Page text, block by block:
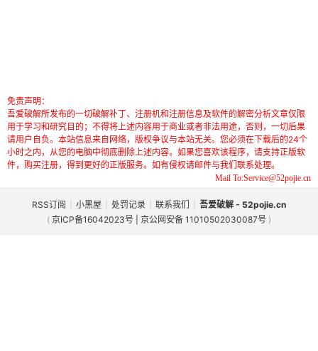
免责声明：
吾爱破解所发布的一切破解补丁、注册机和注册信息及软件的解密分析文章仅限
用于学习和研究目的；不得将上述内容用于商业或者非法用途，否则，一切后果
请用户自负。本站信息来自网络，版权争议与本站无关。您必须在下载后的24个
小时之内，从您的电脑中彻底删除上述内容。如果您喜欢该程序，请支持正版软
件，购买注册，得到更好的正版服务。如有侵权请邮件与我们联系处理。
Mail To:Service@52pojie.cn
RSS订阅 小黑屋 处罚记录 联系我们
吾爱破解 - 52pojie.cn
( 京ICP备16042023号 | 京公网安备 11010502030087号 )